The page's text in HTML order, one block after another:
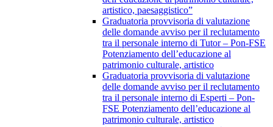
artistico, paesaggistico”
Graduatoria provvisoria di valutazione
delle domande avviso per il reclutamento
tra il personale interno di Tutor – Pon-FSE
Potenziamento dell’educazione al
patrimonio culturale, artistico
Graduatoria provvisoria di valutazione
delle domande avviso per il reclutamento
tra il personale interno di Esperti – Pon-
FSE Potenziamento dell’educazione al
patrimonio culturale, artistico